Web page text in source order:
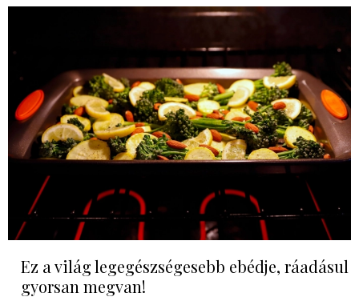
Ez a világ legegészségesebb ebédje, ráadásul
gyorsan megvan!